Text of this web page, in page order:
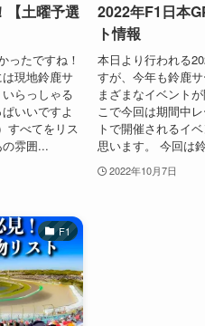
【土曜予選
ったですね！
現地鈴鹿サ
らっしゃる
いいですよ
すべてをリス
雰囲...
2022年F1日本
ト情報
本日より行われる
すが、今年も鈴鹿
まざまなイベント
こで今回は期間中
トで開催されるイ
思います。 今回は
2022年10月7日
F1